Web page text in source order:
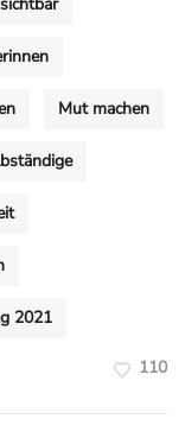
Mut machen
2021
110